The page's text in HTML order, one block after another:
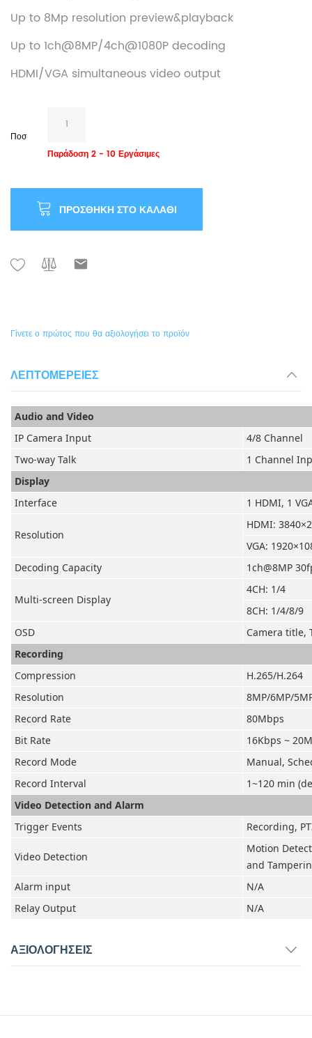
Up to 8Mp resolution preview&playback
Up to 1ch@8MP/4ch@1080P decoding
HDMI/VGA simultaneous video output
Ποσ
Παράδοση 2 - 10 Εργάσιμες
ΠΡΟΣΘΉΚΗ ΣΤΟ ΚΑΛΆΘΙ
Γίνετε ο πρώτος που θα αξιολογήσει το προϊόν
ΛΕΠΤΟΜΈΡΕΙΕΣ
Audio and Video
IP Camera Input
4/8 Channel
Two-way Talk
1 Channel
Display
Interface
1 HDMI, 1
Resolution
HDMI:
VGA:
Decoding Capacity
1ch@8MP
Multi-screen Display
4CH: 1/4
8CH: 1/4/8/9
OSD
Camera title,
Recording
Compression
H.265/H.264
Resolution
8MP/6MP/
Record Rate
80Mbps
Bit Rate
16Kbps ~
Record Mode
Manual,
Record Interval
1~120 min
Video Detection and Alarm
Trigger Events
Recording,
Video Detection
Motion
and
Alarm input
N/A
Relay Output
N/A
ΑΞΙΟΛΟΓΉΣΕΙΣ